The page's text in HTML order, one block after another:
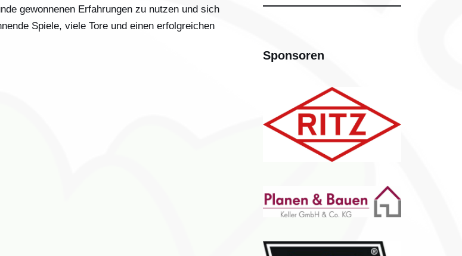
gewonnenen Erfahrungen zu nutzen und sich
Spiele, viele Tore und einen erfolgreichen
Sponsoren